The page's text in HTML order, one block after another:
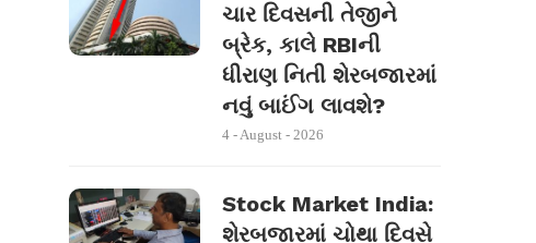
ચાર દિવસની તેજીને
બ્રેક, કાલે RBIની
ધીરાણ નિતી શેરબજારમાં
નવું બાઈંગ લાવશે?
4 - August - 2026
Stock Market India:
શેરબજારમાં ચોથા દિવસે